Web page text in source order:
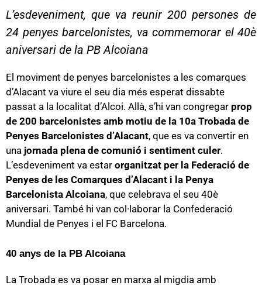
L’esdeveniment, que va reunir 200 persones de
24 penyes barcelonistes, va commemorar el 40è
aniversari de la PB Alcoiana
El moviment de penyes barcelonistes a les comarques
d’Alacant va viure el seu dia més esperat dissabte
passat a la localitat d’Alcoi. Allà, s’hi van congregar prop
de 200 barcelonistes amb motiu de la 10a Trobada de
Penyes Barcelonistes d’Alacant, que es va convertir en
una jornada plena de comunió i sentiment culer.
L’esdeveniment va estar organitzat per la Federació de
Penyes de les Comarques d’Alacant i la Penya
Barcelonista Alcoiana, que celebrava el seu 40è
aniversari. També hi van col·laborar la Confederació
Mundial de Penyes i el FC Barcelona.
40 anys de la PB Alcoiana
La Trobada es va posar en marxa al migdia amb